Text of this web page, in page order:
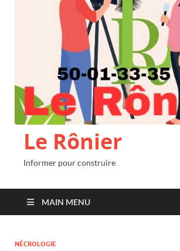
Le Rônier
Informer pour construire
MAIN MENU
NÉCROLOGIE